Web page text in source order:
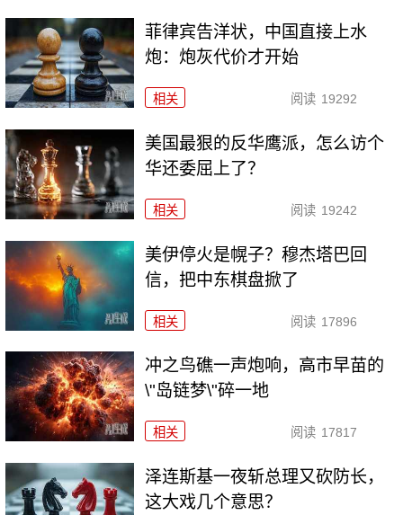
菲律宾告洋状，中国直接上水
炮：炮灰代价才开始
相关 阅读 19292
美国最狠的反华鹰派，怎么访个
华还委屈上了？
相关 阅读 19242
美伊停火是幌子？穆杰塔巴回
信，把中东棋盘掀了
相关 阅读 17896
冲之鸟礁一声炮响，高市早苗的
\"岛链梦\"碎一地
相关 阅读 17817
泽连斯基一夜斩总理又砍防长，
这大戏几个意思？